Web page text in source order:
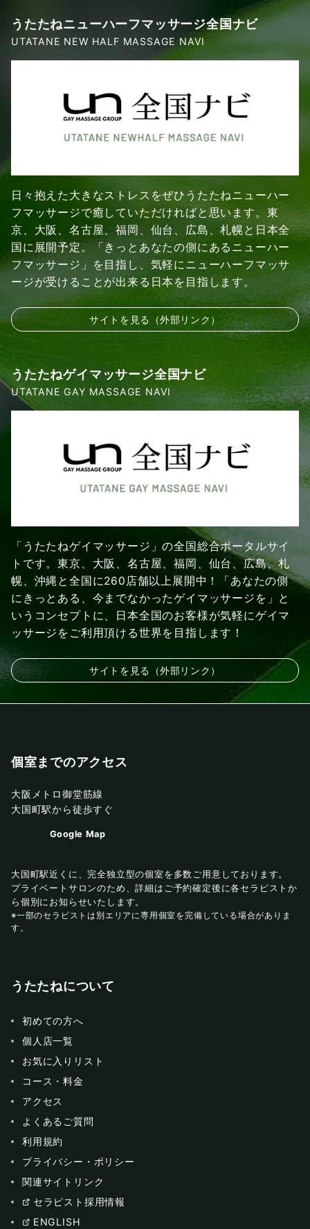
うたたねニューハーフマッサージ全国ナビ
UTATANE NEW HALF MASSAGE NAVI
日々抱えた大きなストレスをぜひうたたねニューハー
フマッサージで癒していただければと思います。東
京、大阪、名古屋、福岡、仙台、広島、札幌と日本全
国に展開予定。「きっとあなたの側にあるニューハー
フマッサージ」を目指し、気軽にニューハーフマッサ
ージが受けることが出来る日本を目指します。
サイトを見る（外部リンク）
うたたねゲイマッサージ全国ナビ
UTATANE GAY MASSAGE NAVI
「うたたねゲイマッサージ」の全国総合ポータルサイ
トです。東京、大阪、名古屋、福岡、仙台、広島、札
幌、沖縄と全国に260店舗以上展開中！「あなたの側
にきっとある、今までなかったゲイマッサージを」と
いうコンセプトに、日本全国のお客様が気軽にゲイマ
ッサージをご利用頂ける世界を目指します！
サイトを見る（外部リンク）
個室までのアクセス
大阪メトロ御堂筋線
大国町駅から徒歩すぐ
Google Map
大国町駅近くに、完全独立型の個室を多数ご用意しております。
プライベートサロンのため、詳細はご予約確定後に各セラピストか
ら個別にお知らせいたします。
※一部のセラピストは別エリアに専用個室を完備している場合がありま
す。
うたたねについて
初めての方へ
個人店一覧
お気に入りリスト
コース・料金
アクセス
よくあるご質問
利用規約
プライバシー・ポリシー
関連サイトリンク
セラピスト採用情報
ENGLISH